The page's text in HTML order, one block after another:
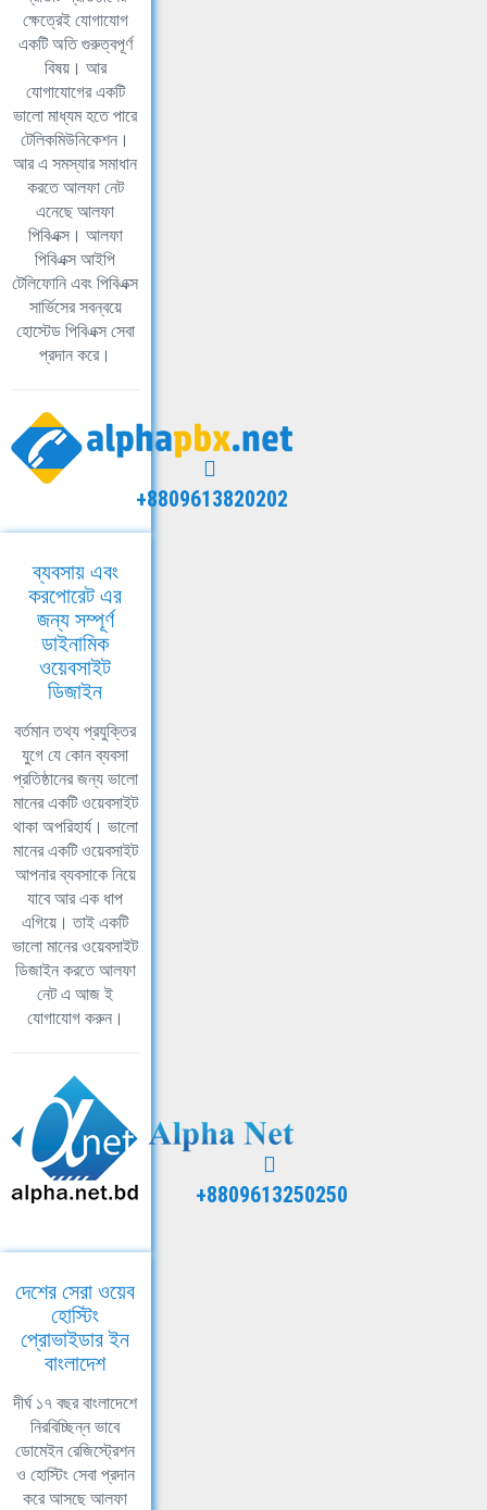
ক্ষেত্রেই যোগাযোগ
একটি অতি গুরুত্বপূর্ণ
বিষয়। আর
যোগাযোগের একটি
ভালো মাধ্যম হতে পারে
টেলিকমিউনিকেশন।
আর এ সমস্যার সমাধান
করতে আলফা নেট
এনেছে আলফা
পিবিএক্স। আলফা
পিবিএক্স আইপি
টেলিফোনি এবং পিবিএক্স
সার্ভিসের সবন্বয়ে
হোস্টেড পিবিএক্স সেবা
প্রদান করে।
+8809613820202
ব্যবসায় এবং
করপোরেট এর
জন্য সম্পূর্ণ
ডাইনামিক
ওয়েবসাইট
ডিজাইন
বর্তমান তথ্য প্রযুক্তির
যুগে যে কোন ব্যবসা
প্রতিষ্ঠানের জন্য ভালো
মানের একটি ওয়েবসাইট
থাকা অপরিহার্য। ভালো
মানের একটি ওয়েবসাইট
আপনার ব্যবসাকে নিয়ে
যাবে আর এক ধাপ
এগিয়ে। তাই একটি
ভালো মানের ওয়েবসাইট
ডিজাইন করতে আলফা
নেট এ আজ ই
যোগাযোগ করুন।
+8809613250250
দেশের সেরা ওয়েব
হোস্টিং
প্রোভাইডার ইন
বাংলাদেশ
দীর্ঘ ১৭ বছর বাংলাদেশে
নিরবিচ্ছিন্ন ভাবে
ডোমেইন রেজিস্ট্রেশন
ও হোস্টিং সেবা প্রদান
করে আসছে আলফা